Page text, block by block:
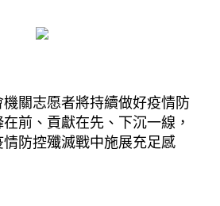
關志愿者將持續做好疫情防
前、貢獻在先、下沉一線，
防控殲滅戰中施展充足感